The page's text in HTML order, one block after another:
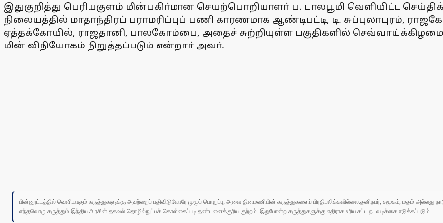
இதுகுறித்து பெரியகுளம் மின்பகிா்மான செயற்பொறியாளா் ப. பாலபூமி வெளியிட்ட
நிலையத்தில் மாதாந்திரப் பராமரிப்புப் பணி காரணமாக ஆண்டிபட்டி, டி. சுப்புலாபுரம்,
ஏத்தக்கோயில், ராஜதானி, பாலகோம்பை, அதைச் சுற்றியுள்ள பகுதிகளில்
மின் விநியோகம் நிறுத்தப்படும் என்றாா் அவா்.
பின்னூட்டத்தில் வெளியாகும் கருத்துகளுக்கு அவற்றைப் பதிவிடுவோரே முழுப் பொறுப்பு; அவை தினமணியின் கருத்துகளைப் பிரதிபலிக்கவில்லை.தனிநபர், சமூகம், மதம் அல்லது
எந்தவொரு கருத்தும் இந்திய அரசின் தகவல் தொழில்நுட்பக் கொள்கைப்படி தண்டனைக்குரிய குற்றம். இதுபோன்ற கருத்துகளுக்கு எதிராக உரிய சட்ட நடவடிக்கை எடுக்கப்படும்.